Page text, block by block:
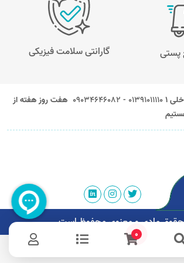
پستی گارانتی سلامت فیزیکی
1
01391011110 - 09034646082
هفت روز هفته از
حقوق مادی و معنوی محفوظ است.
0